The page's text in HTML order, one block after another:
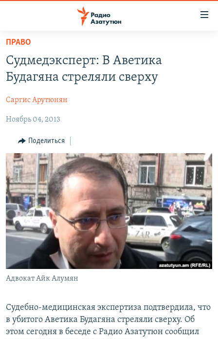
Перейти
основному
содержанию
Перейти
навигации
Перейти
поиску
НОВОСТИ
ПОЛИТИКА
ОБЩЕСТВО
ЭКОНОМИКА
РЕГИОН
НАГОРНЫЙ КАРАБАХ
КУЛЬТУРА
СПОРТ
АРХИВ
Հայերեն
English
Русский
ПРАВО
Судмедэксперт: В Аветика
Будагяна стреляли сверху
Саргис Арутюнян
Ноябрь 04, 2013
Поделиться
Адвокат Айк Алумян
Судебно-медицинская экспертиза подтвердила, что
в убитого Аветика Будагяна стреляли сверху. Об
этом сегодня в беседе с Радио Азатутюн сообщил